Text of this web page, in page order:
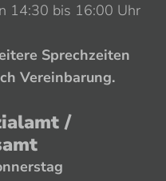
14:30 bis 16:00 Uhr
Sprechzeiten
Vereinbarung.
/